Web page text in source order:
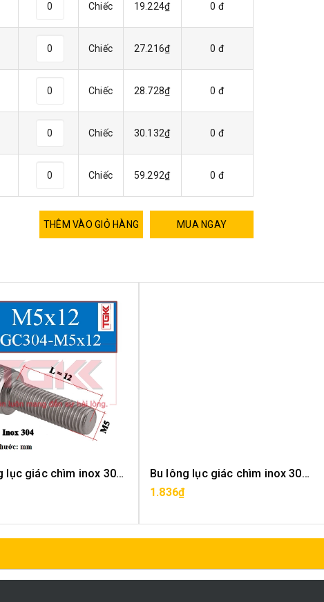
Chiếc 19.224₫ 0 đ
Chiếc 27.216₫ 0 đ
Chiếc 28.728₫ 0 đ
Chiếc 30.132₫ 0 đ
Chiếc 59.292₫ 0 đ
MUA NGAY
THÊM VÀO GIỎ HÀNG
Bu lông lục giác chìm inox 304-M5x12
Bu lông lục giác chìm inox 304-M5x14
1.836₫